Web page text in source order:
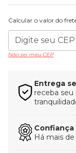
Calcular o valor do
Não sei meu CEP
Entrega
receba
Confiança
Há mais